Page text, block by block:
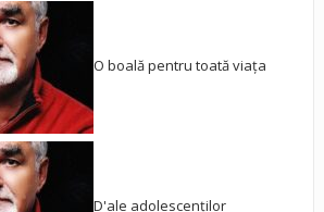
O boală pentru toată viața
D'ale adolescenților